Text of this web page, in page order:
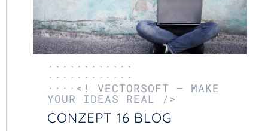
············
············
····<! VECTORSOFT – MAKE
YOUR IDEAS REAL />
CONZEPT 16 BLOG